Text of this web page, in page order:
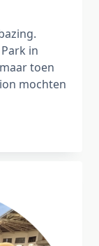
in
toen
mochten